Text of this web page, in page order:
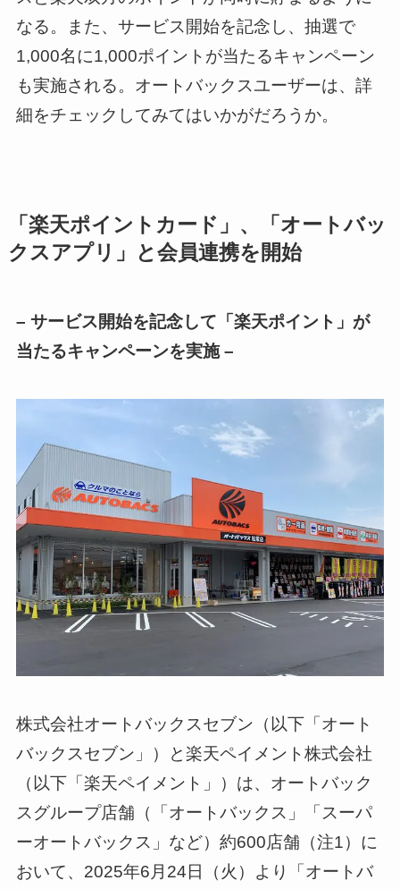
なる。また、サービス開始を記念し、抽選で
1,000名に1,000ポイントが当たるキャンペーン
も実施される。オートバックスユーザーは、詳
細をチェックしてみてはいかがだろうか。
「楽天ポイントカード」、「オートバッ
クスアプリ」と会員連携を開始
– サービス開始を記念して「楽天ポイント」が
当たるキャンペーンを実施 –
株式会社オートバックスセブン（以下「オート
バックスセブン」）と楽天ペイメント株式会社
（以下「楽天ペイメント」）は、オートバック
スグループ店舗（「オートバックス」「スーパ
ーオートバックス」など）約600店舗（注1）に
おいて、2025年6月24日（火）より「オートバ